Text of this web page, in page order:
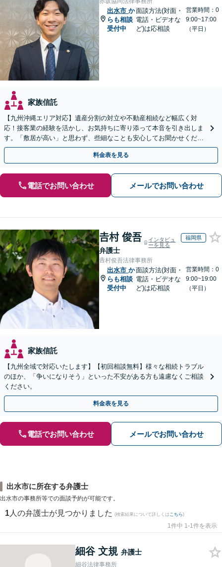
出水市 か
らも相談
受付中
面談方法(対面・
電話・ビデオな
ど)は応相談
営業時間：0
9:00~17:00
（平日）
家族信託
【九州沖縄エリア対応】遺産分割の対立や不動産相続など幅広く対
応！接客業の経験を活かし、お気持ちに寄り添って本音を引き出しま
す。「敷居が高い」と思わず、些細なことも安心してお聞かせくださ
い【初回相談無料】【夜間・休日相談可】
料金表を見る
電話でお問い合わせ メールでお問い合わせ
𠮷村 俊吾
弁護士
インタビュ
ーを見る
福岡県
𠮷村俊吾法律事務所
出水市 か
らも相談
受付中
面談方法(対面・
電話・ビデオな
ど)は応相談
営業時間：0
9:00~19:00
（平日）
家族信託
【九州全域で対応いたします】【初回相談無料】様々な相続トラブル
のほか、「争いになりそう」といった不安がある方も遠慮なくご相談
ください。
料金表を見る
電話でお問い合わせ メールでお問い合わせ
出水市に所在する弁護士
出水市の事務所等での面談予約が可能です。
1 人の弁護士が見つかりました (検索結果について詳しくは こちら)
1件中 1-1件を表示
細谷 文規 弁護士
細谷法律事務所